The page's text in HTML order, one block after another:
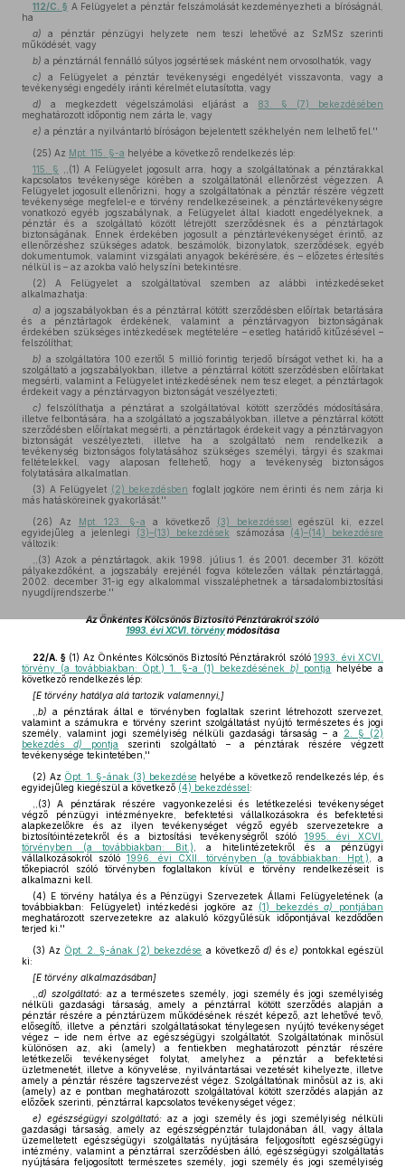
112/C. § A Felügyelet a pénztár felszámolását kezdeményezheti a bíróságnál,
ha
a) a pénztár pénzügyi helyzete nem teszi lehetővé az SzMSz szerinti
működését, vagy
b) a pénztárnál fennálló súlyos jogsértések másként nem orvosolhatók, vagy
c) a Felügyelet a pénztár tevékenységi engedélyét visszavonta, vagy a
tevékenységi engedély iránti kérelmét elutasította, vagy
d) a megkezdett végelszámolási eljárást a 83. § (7) bekezdésében
meghatározott időpontig nem zárta le, vagy
e) a pénztár a nyilvántartó bíróságon bejelentett székhelyén nem lelhető fel.''
(25) Az Mpt. 115. §-a helyébe a következő rendelkezés lép:
115. § ,,(1) A Felügyelet jogosult arra, hogy a szolgáltatónak a pénztárakkal
kapcsolatos tevékenysége körében a szolgáltatónál ellenőrzést végezzen. A
Felügyelet jogosult ellenőrizni, hogy a szolgáltatónak a pénztár részére végzett
tevékenysége megfelel-e e törvény rendelkezéseinek, a pénztártevékenységre
vonatkozó egyéb jogszabálynak, a Felügyelet által kiadott engedélyeknek, a
pénztár és a szolgáltató között létrejött szerződésnek és a pénztártagok
biztonságának. Ennek érdekében jogosult a pénztártevékenységet érintő, az
ellenőrzéshez szükséges adatok, beszámolók, bizonylatok, szerződések, egyéb
dokumentumok, valamint vizsgálati anyagok bekérésére, és – előzetes értesítés
nélkül is – az azokba való helyszíni betekintésre.
(2) A Felügyelet a szolgáltatóval szemben az alábbi intézkedéseket
alkalmazhatja:
a) a jogszabályokban és a pénztárral kötött szerződésben előírtak betartására
és a pénztártagok érdekének, valamint a pénztárvagyon biztonságának
érdekében szükséges intézkedések megtételére – esetleg határidő kitűzésével –
felszólíthat;
b) a szolgáltatóra 100 ezertől 5 millió forintig terjedő bírságot vethet ki, ha a
szolgáltató a jogszabályokban, illetve a pénztárral kötött szerződésben előírtakat
megsérti, valamint a Felügyelet intézkedésének nem tesz eleget, a pénztártagok
érdekeit vagy a pénztárvagyon biztonságát veszélyezteti;
c) felszólíthatja a pénztárat a szolgáltatóval kötött szerződés módosítására,
illetve felbontására, ha a szolgáltató a jogszabályokban, illetve a pénztárral kötött
szerződésben előírtakat megsérti, a pénztártagok érdekeit vagy a pénztárvagyon
biztonságát veszélyezteti, illetve ha a szolgáltató nem rendelkezik a
tevékenység biztonságos folytatásához szükséges személyi, tárgyi és szakmai
feltételekkel, vagy alaposan feltehető, hogy a tevékenység biztonságos
folytatására alkalmatlan.
(3) A Felügyelet (2) bekezdésben foglalt jogköre nem érinti és nem zárja ki
más hatásköreinek gyakorlását.''
(26) Az Mpt. 123. §-a a következő (3) bekezdéssel egészül ki, ezzel
egyidejűleg a jelenlegi (3)–(13) bekezdések számozása (4)–(14) bekezdésre
változik:
,,(3) Azok a pénztártagok, akik 1998. július 1. és 2001. december 31. között
pályakezdőként, a jogszabály erejénél fogva kötelezően váltak pénztártaggá,
2002. december 31-ig egy alkalommal visszaléphetnek a társadalombiztosítási
nyugdíjrendszerbe.''
Az Önkéntes Kölcsönös Biztosító Pénztárakról szóló
1993. évi XCVI. törvénymódosítása
22/A. § (1) Az Önkéntes Kölcsönös Biztosító Pénztárakról szóló1993. évi XCVI.
törvény (a továbbiakban: Öpt.) 1. §-a (1) bekezdésének b) pontja
helyébe a
következő rendelkezés lép:
[E törvény hatálya alá tartozik valamennyi,]
b) a pénztárak által e törvényben foglaltak szerint létrehozott szervezet,
valamint a számukra e törvény szerint szolgáltatást nyújtó természetes és jogi
személy, valamint jogi személyiség nélküli gazdasági társaság – a 2. § (2)
bekezdésd) pontja
szerinti szolgáltató – a pénztárak részére végzett
tevékenysége tekintetében,''
(2) Az Öpt. 1. §-ának (3) bekezdése helyébe a következő rendelkezés lép, és
egyidejűleg kiegészül a következő (4) bekezdéssel:
,,(3) A pénztárak részére vagyonkezelési és letétkezelési tevékenységet
végző pénzügyi intézményekre, befektetési vállalkozásokra és befektetési
alapkezelőkre és az ilyen tevékenységet végző egyéb szervezetekre a
biztosítóintézetekről és a biztosítási tevékenységről szóló 1995. évi XCVI.
törvényben (a továbbiakban: Bit.) , a hitelintézetekről és a pénzügyi
vállalkozásokról szóló 1996. évi CXII. törvényben (a továbbiakban: Hpt.) , a
tőkepiacról szóló törvényben foglaltakon kívül e törvény rendelkezéseit is
alkalmazni kell.
(4) E törvény hatálya és a Pénzügyi Szervezetek Állami Felügyeletének (a
továbbiakban: Felügyelet) intézkedési jogköre az (1) bekezdésa)
pontjában
meghatározott szervezetekre az alakuló közgyűlésük időpontjával kezdődően
terjed ki.''
(3) Az Öpt. 2. §-ának (2) bekezdése a következő d) és e) pontokkal egészül
ki:
[E törvény alkalmazásában]
d) szolgáltató:az a természetes személy, jogi személy és jogi személyiség
nélküli gazdasági társaság, amely a pénztárral kötött szerződés alapján a
pénztár részére a pénztárüzem működésének részét képező, azt lehetővé tevő,
elősegítő, illetve a pénztári szolgáltatásokat ténylegesen nyújtó tevékenységet
végez – ide nem értve az egészségügyi szolgáltatót. Szolgáltatónak minősül
különösen az, aki (amely) a fentiekben meghatározott pénztár részére
letétkezelői tevékenységet folytat, amelyhez a pénztár a befektetési
üzletmenetét, illetve a könyvelése, nyilvántartásai vezetését kihelyezte, illetve
amely a pénztár részére tagszervezést végez. Szolgáltatónak minősül az is, aki
(amely) az e pontban meghatározott szolgáltatóval kötött szerződés alapján az
előzőek szerinti, pénztárral kapcsolatos tevékenységet végez;
e) egészségügyi szolgáltató: az a jogi személy és jogi személyiség nélküli
gazdasági társaság, amely az egészségpénztár tulajdonában áll, vagy általa
üzemeltetett egészségügyi szolgáltatás nyújtására feljogosított egészségügyi
intézmény, valamint a pénztárral szerződésben álló, egészségügyi szolgáltatás
nyújtására feljogosított természetes személy, jogi személy és jogi személyiség